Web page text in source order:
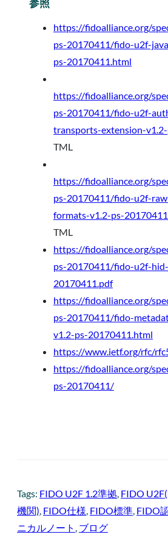
https://fidoalliance.org/
ps-20170411/fido-u2f-
ps-20170411.html
https://fidoalliance.org/
ps-20170411/fido-u2f-
transports-extension-
TML
https://fidoalliance.org/
ps-20170411/fido-u2f-
formats-v1.2-ps-
TML
https://fidoalliance.org/
ps-20170411/fido-u2f-
20170411.pdf
https://fidoalliance.org/
ps-20170411/fido-
v1.2-ps-20170411.html
https://www.ietf.org/rfc/
https://fidoalliance.org/
ps-20170411/
Tags: FIDO U2F 1.2準拠, FIDO
機関), FIDO仕様, FIDO標準, FIDO
ニカルノート , ブログ